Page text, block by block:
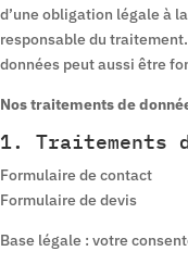
d’une obligation légale à
responsable du
données peut aussi être
Nos traitements de
1. Traitements
Formulaire de contact
Formulaire de devis
Base légale : votre